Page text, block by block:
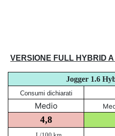
VERSIONE FULL HYBRID
Jogger 1.6
Consumi dichiarati
Medio
4,8